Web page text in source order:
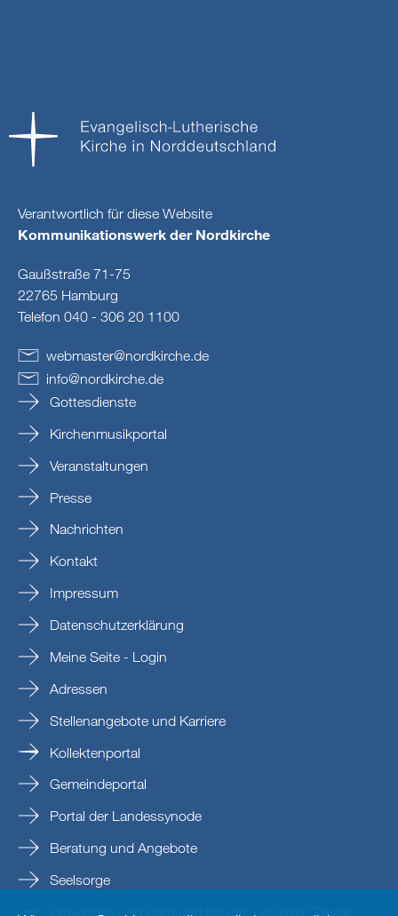
Verantwortlich für diese Website
Kommunikationswerk der Nordkirche
Gaußstraße 71-75
22765 Hamburg
Telefon 040 - 306 20 1100
webmaster@nordkirche.de
info@nordkirche.de
Gottesdienste
Kirchenmusikportal
Veranstaltungen
Presse
Nachrichten
Kontakt
Impressum
Datenschutzerklärung
Meine Seite - Login
Adressen
Stellenangebote und Karriere
Kollektenportal
Gemeindeportal
Portal der Landessynode
Beratung und Angebote
Seelsorge
Prävention und Beratung bei sexualisierter Gewalt